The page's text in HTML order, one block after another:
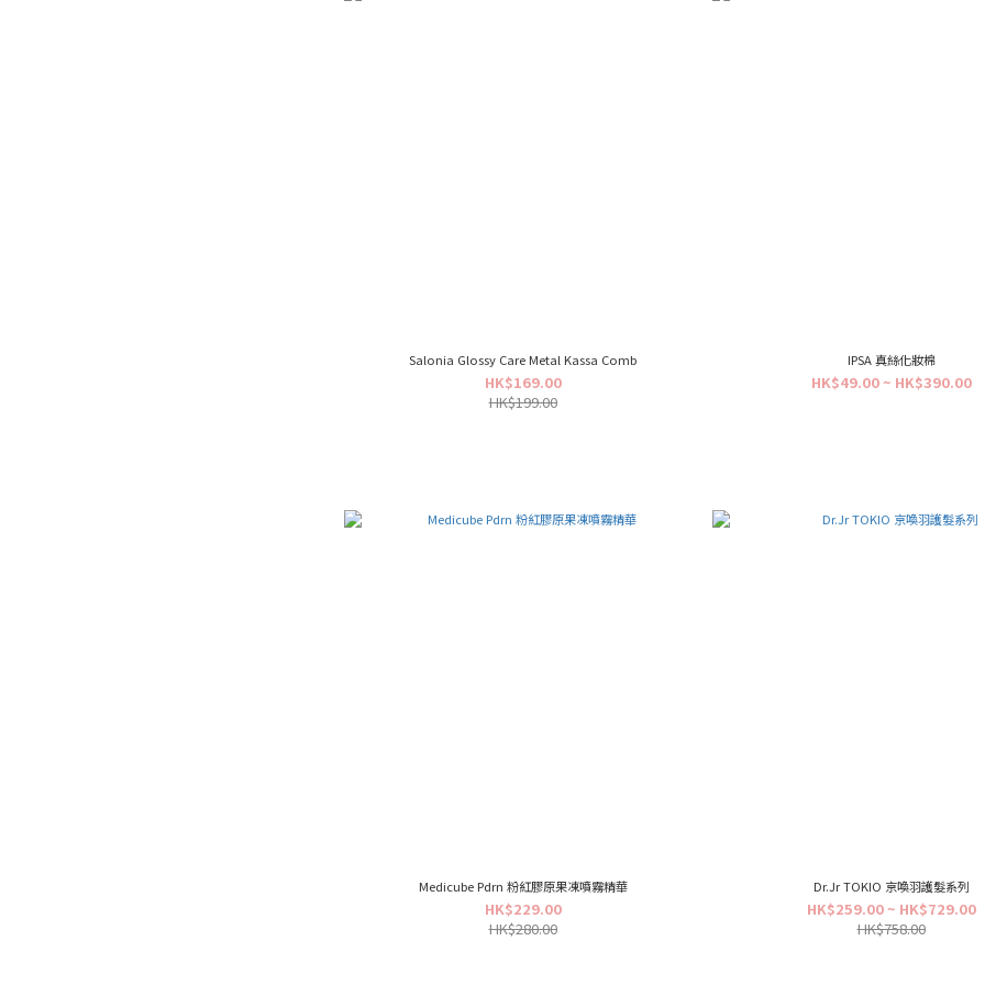
Salonia Glossy Care Metal Kassa Comb
HK$169.00
HK$199.00
IPSA 真絲化妝棉
HK$49.00 ~ HK$390.00
Medicube Pdrn 粉紅膠原果凍噴霧精華
HK$229.00
HK$280.00
Dr.Jr TOKIO 京喚羽護髮系列
HK$259.00 ~ HK$729.00
HK$758.00